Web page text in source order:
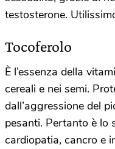
testosterone.
Tocoferolo
È l’essenza della
cereali e nei semi.
dall’aggressione del
pesanti. Pertanto è lo
cardiopatia, cancro e